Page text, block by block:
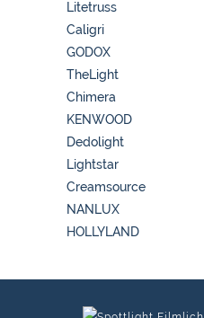
Litetruss
Caligri
GODOX
TheLight
Chimera
KENWOOD
Dedolight
Lightstar
Creamsource
NANLUX
HOLLYLAND